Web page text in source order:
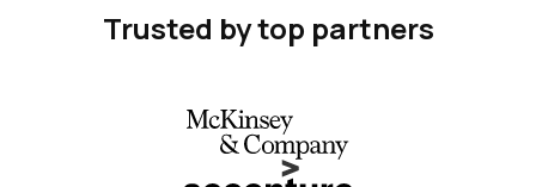
Trusted by top partners